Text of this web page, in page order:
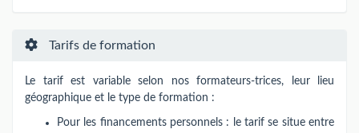
Tarifs de formation
Le tarif est variable selon nos formateurs-trices​,​​ leur lieu
géographique et le type de formation :
Pour les financements personnels : le tarif se situe entre